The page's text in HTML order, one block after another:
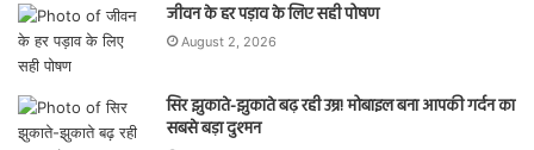
जीवन के हर पड़ाव के लिए सही पोषण
August 2, 2026
सिर झुकाते-झुकाते बढ़ रही उम्र! मोबाइल बना आपकी गर्दन का
सबसे बड़ा दुश्मन